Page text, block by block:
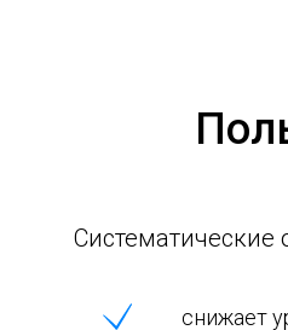
Систематические
снижает